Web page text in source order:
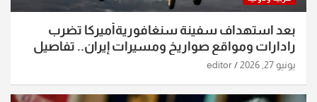
بعد استهداف سفينة سنغافوريةأميركا تضرب
رادارات ومواقع صواريخ ومسيرات إيران.. تفاصيل
الساعات الماضية
يونيو 27, 2026 editor